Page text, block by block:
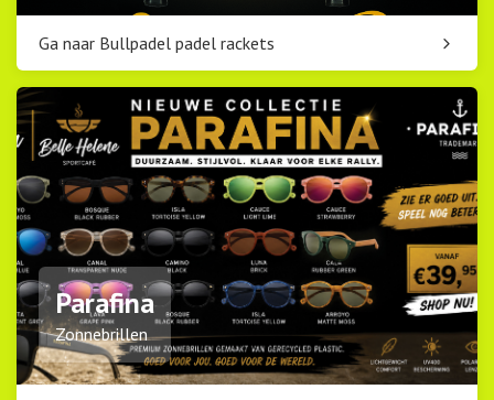
Ga naar Bullpadel padel rackets
Parafina
Zonnebrillen